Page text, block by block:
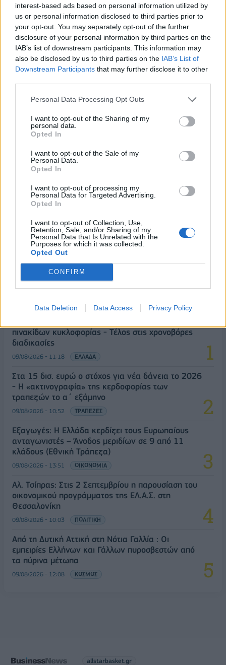
interest-based ads based on personal information utilized by
us or personal information disclosed to third parties prior to
your opt-out. You may separately opt-out of the further
disclosure of your personal information by third parties on the
IAB’s list of downstream participants. This information may
also be disclosed by us to third parties on the IAB’s List of
Downstream Participants that may further disclose it to other
Personal Data Processing Opt Outs
I want to opt-out of the Sharing of my
personal data.
Opted In
I want to opt-out of the Sale of my
Personal Data.
Opted In
I want to opt-out of processing my
Personal Data for Targeted Advertising.
Opted In
I want to opt-out of Collection, Use,
Retention, Sale, and/or Sharing of my
Personal Data that Is Unrelated with the
Purposes for which it was collected.
Opted Out
CONFIRM
Data Deletion Data Access Privacy Policy
09/08/2026 - 12:33 ΕΛΛΑΔΑ
Από τη Δυτική Αττική στη Νότια Γαλλία : Οι εμπειρίες
Ελλήνων και Γάλλων πυροσβεστών από τα πύρινα
μέτωπα
09/08/2026 - 12:08 ΚΟΣΜΟΣ
Τ. Θεοδωρικάκος: Η ενίσχυση της βιομηχανίας
διασφαλίζει την ανάπτυξη, την ασφάλεια και
09/08/2026 - 11:43 ΠΟΛΙΤΙΚΗ
πινακίδων κυκλοφορίας - Τέλος στις χρονοβόρες
διαδικασίες
ΟΛΕΣ ΟΙ ΕΙΔΗΣΕΙΣ
ΔΗΜΟΦΙΛΗ
πινακίδων κυκλοφορίας - Τέλος στις χρονοβόρες
διαδικασίες
09/08/2026 - 11:18 ΕΛΛΑΔΑ
Στα 15 δισ. ευρώ ο στόχος για νέα δάνεια το 2026
- Η «ακτινογραφία» της κερδοφορίας των
τραπεζών το α΄ εξάμηνο
09/08/2026 - 10:52 ΤΡΑΠΕΖΕΣ
Εξαγωγές: Η Ελλάδα κερδίζει τους Ευρωπαίους
ανταγωνιστές – Άνοδος μεριδίων σε 9 από 11
κλάδους (Εθνική Τράπεζα)
09/08/2026 - 13:51 ΟΙΚΟΝΟΜΙΑ
Αλ. Τσίπρας: Στις 2 Σεπτεμβρίου η παρουσίαση του
οικονομικού προγράμματος της ΕΛ.Α.Σ. στη
Θεσσαλονίκη
09/08/2026 - 10:03 ΠΟΛΙΤΙΚΗ
Από τη Δυτική Αττική στη Νότια Γαλλία : Οι
εμπειρίες Ελλήνων και Γάλλων πυροσβεστών από
τα πύρινα μέτωπα
09/08/2026 - 12:08 ΚΟΣΜΟΣ
allstarbasket.gr